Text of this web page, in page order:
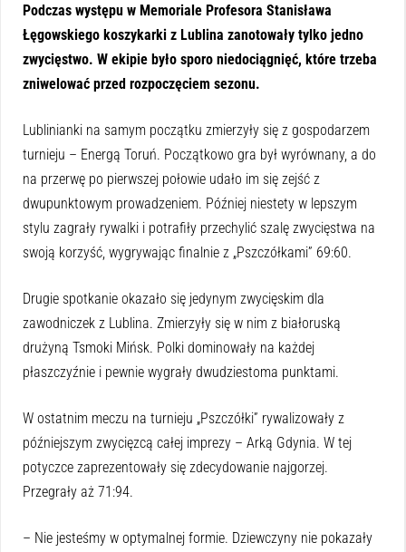
Podczas występu w Memoriale Profesora Stanisława
Łęgowskiego koszykarki z Lublina zanotowały tylko jedno
zwycięstwo. W ekipie było sporo niedociągnięć, które trzeba
zniwelować przed rozpoczęciem sezonu.
Lublinianki na samym początku zmierzyły się z gospodarzem
turnieju – Energą Toruń. Początkowo gra był wyrównany, a do
na przerwę po pierwszej połowie udało im się zejść z
dwupunktowym prowadzeniem. Później niestety w lepszym
stylu zagrały rywalki i potrafiły przechylić szalę zwycięstwa na
swoją korzyść, wygrywając finalnie z „Pszczółkami” 69:60.
Drugie spotkanie okazało się jedynym zwycięskim dla
zawodniczek z Lublina. Zmierzyły się w nim z białoruską
drużyną Tsmoki Mińsk. Polki dominowały na każdej
płaszczyźnie i pewnie wygrały dwudziestoma punktami.
W ostatnim meczu na turnieju „Pszczółki” rywalizowały z
późniejszym zwycięzcą całej imprezy – Arką Gdynia. W tej
potyczce zaprezentowały się zdecydowanie najgorzej.
Przegrały aż 71:94.
– Nie jesteśmy w optymalnej formie. Dziewczyny nie pokazały